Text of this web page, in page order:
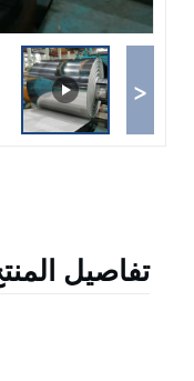
<
تفاصيل